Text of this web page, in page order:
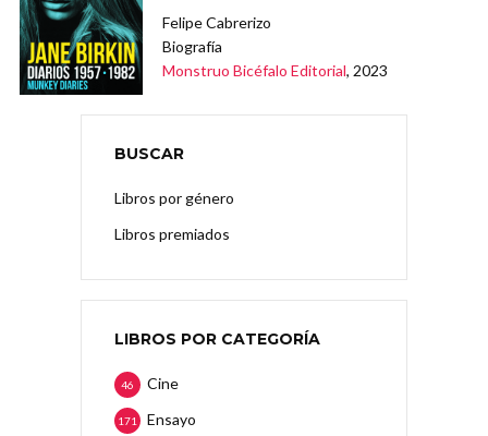
Felipe Cabrerizo
Biografía
Monstruo Bicéfalo Editorial, 2023
BUSCAR
Libros por género
Libros premiados
LIBROS POR CATEGORÍA
Cine
46
Ensayo
171